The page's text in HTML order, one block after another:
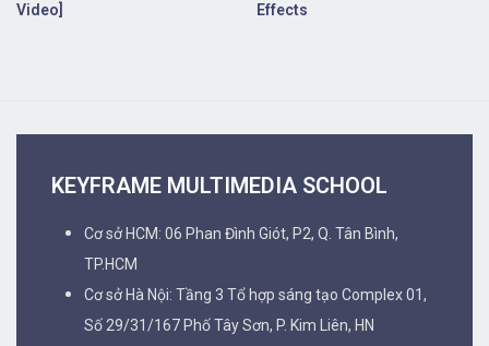
Video]
Effects
KEYFRAME MULTIMEDIA SCHOOL
Cơ sở HCM: 06 Phan Đình Giót, P2, Q. Tân Bình,
TP.HCM
Cơ sở Hà Nội: Tầng 3 Tổ hợp sáng tạo Complex 01,
Số 29/31/167 Phố Tây Sơn, P. Kim Liên, HN